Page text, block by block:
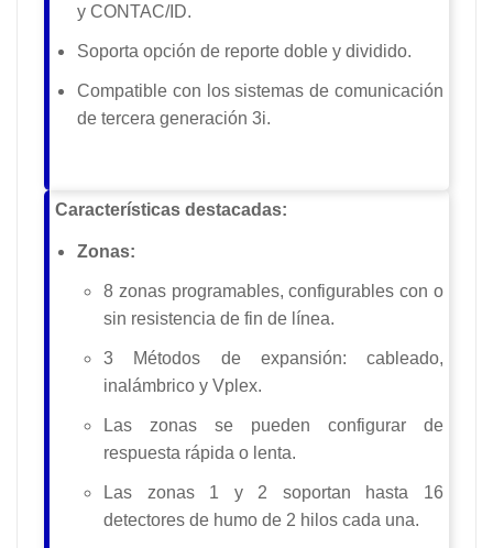
y CONTAC/ID.
Soporta opción de reporte doble y dividido.
Compatible con los sistemas de comunicación
de tercera generación 3i.
Características destacadas:
Zonas:
8 zonas programables, configurables con o
sin resistencia de fin de línea.
3 Métodos de expansión: cableado,
inalámbrico y Vplex.
Las zonas se pueden configurar de
respuesta rápida o lenta.
Las zonas 1 y 2 soportan hasta 16
detectores de humo de 2 hilos cada una.